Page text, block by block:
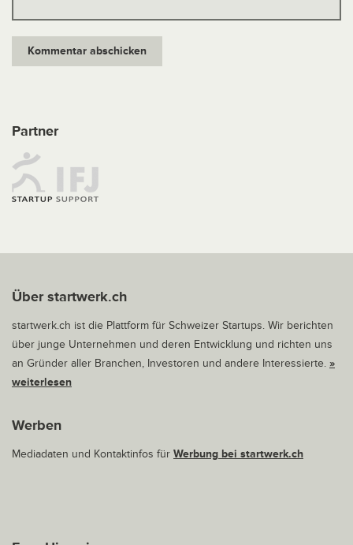
Partner
Über startwerk.ch
startwerk.ch ist die Plattform für Schweizer Startups. Wir berichten
über junge Unternehmen und deren Entwicklung und richten uns
an Gründer aller Branchen, Investoren und andere Interessierte. »
weiterlesen
Werben
Mediadaten und Kontaktinfos für Werbung bei startwerk.ch